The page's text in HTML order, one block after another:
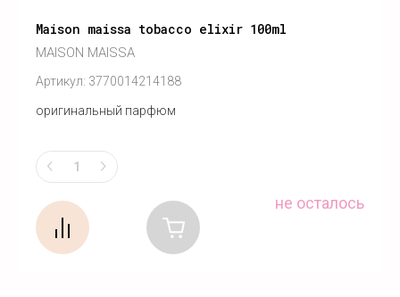
Maison maissa tobacco elixir 100ml
MAISON MAISSA
Артикул: 3770014214188
оригинальный парфюм
не осталось